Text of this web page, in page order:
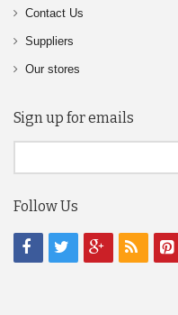
Contact Us
Suppliers
Our stores
Sign up for emails
Follow Us